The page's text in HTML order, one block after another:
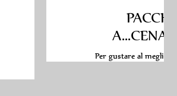
A...CENA DA NOI
Per gustare al meglio il vostro soggiorn...